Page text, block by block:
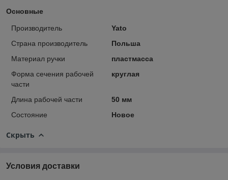
Основные
Производитель
Yato
Страна производитель
Польша
Материал ручки
пластмасса
Форма сечения рабочей
части
круглая
Длина рабочей части
50 мм
Состояние
Новое
Скрыть
Условия доставки